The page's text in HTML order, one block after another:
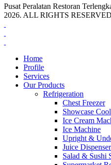
Pusat Peralatan Restoran
2026. ALL RIGHTS
Home
Profile
Services
Our Products
Refrigeration
Chest Freezer
Showcase
Ice Cream
Ice Machine
Upright &
Juice
Salad & Sushi